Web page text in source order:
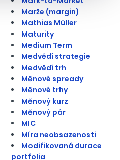
Marže (margin)
Mathias Müller
Maturity
Medium Term
Medvědí strategie
Medvědí trh
Měnové spready
Měnové trhy
Měnový kurz
Měnový pár
MIC
Míra neobsazenosti
Modifikovaná durace
portfolia